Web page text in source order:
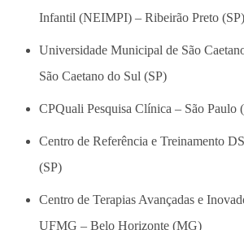
Infantil (NEIMPI) – Ribeirão Preto (SP)
Universidade Municipal de São
São Caetano do Sul (SP)
CPQuali Pesquisa Clínica – São Paulo
Centro de Referência e Treinamento
(SP)
Centro de Terapias Avançadas e
UFMG – Belo Horizonte (MG)